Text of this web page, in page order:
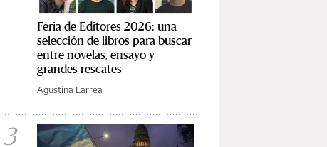
Feria de Editores 2026: una
selección de libros para buscar
entre novelas, ensayo y
grandes rescates
Agustina Larrea
3